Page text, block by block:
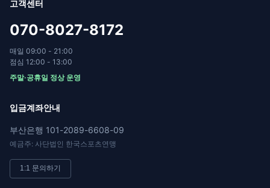
고객센터
070-8027-8172
매일 09:00 - 21:00
점심 12:00 - 13:00
주말·공휴일 정상 운영
입금계좌안내
부산은행 101-2089-6608-09
예금주: 사단법인 한국스포츠연맹
1:1 문의하기